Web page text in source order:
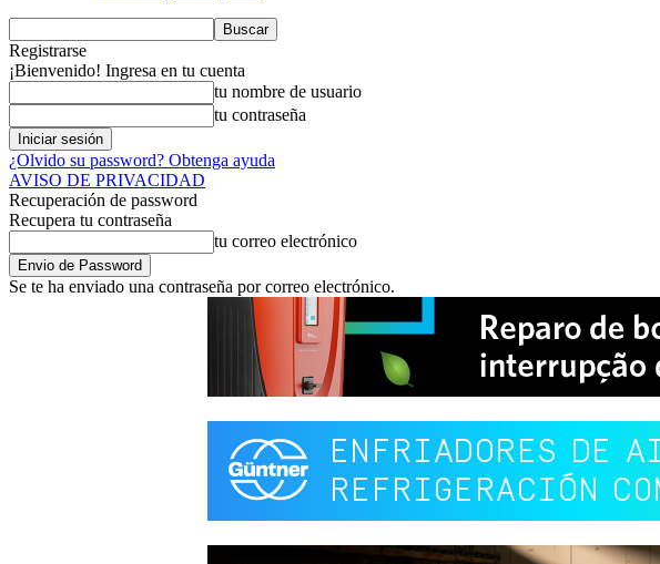
Registrarse
¡Bienvenido! Ingresa en tu cuenta
tu nombre de usuario
tu contraseña
¿Olvido su password? Obtenga ayuda
AVISO DE PRIVACIDAD
Recuperación de password
Recupera tu contraseña
tu correo electrónico
Se te ha enviado una contraseña por correo electrónico.